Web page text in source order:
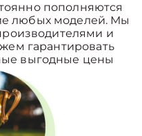
пополняются
любых моделей. Мы
и
гарантировать
выгодные цены